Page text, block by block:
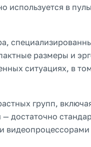
используется в
размеры и
ситуациях, в
групп,
достаточно
видеопроцессорами